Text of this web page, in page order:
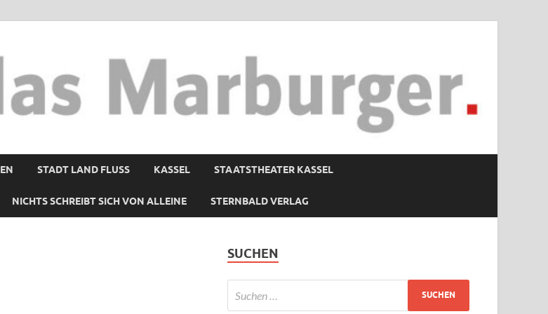
STADT LAND FLUSS KASSEL STAATSTHEATER KASSEL
NICHTS SCHREIBT SICH VON ALLEINE STERNBALD VERLAG
SUCHEN